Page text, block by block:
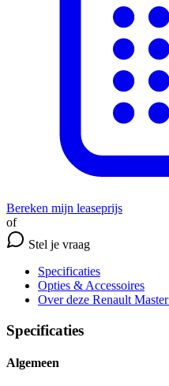
Bereken mijn leaseprijs
of
Stel je vraag
Specificaties
Opties & Accessoires
Over deze Renault Master
Specificaties
Algemeen